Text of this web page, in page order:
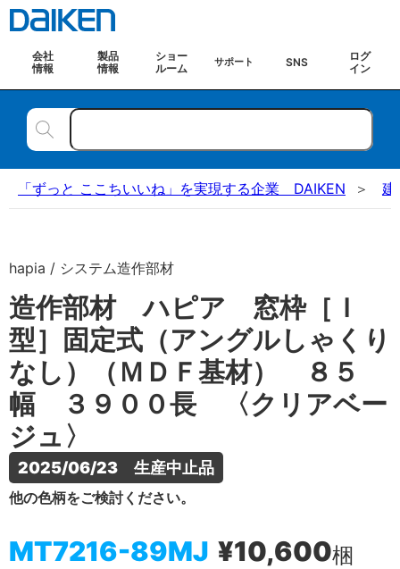
会社
情報
製品
情報
ショー
ルーム
サポート SNS
ログ
イン
「ずっと ここちいいね」を実現する企業 DAIKEN 建
hapia / システム造作部材
造作部材 ハピア 窓枠［Ｉ
型］固定式（アングルしゃくり
なし）（ＭＤＦ基材） ８５
幅 ３９００長 〈クリアベー
ジュ〉
2025/06/23　生産中止品
他の色柄をご検討ください。
MT7216-89MJ ¥10,600梱